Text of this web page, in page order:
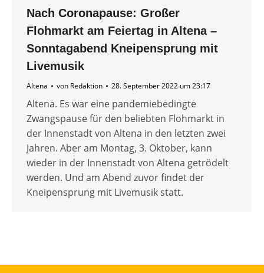
Nach Coronapause: Großer
Flohmarkt am Feiertag in Altena –
Sonntagabend Kneipensprung mit
Livemusik
Altena von Redaktion 28. September 2022 um 23:17
Altena. Es war eine pandemiebedingte
Zwangspause für den beliebten Flohmarkt in
der Innenstadt von Altena in den letzten zwei
Jahren. Aber am Montag, 3. Oktober, kann
wieder in der Innenstadt von Altena getrödelt
werden. Und am Abend zuvor findet der
Kneipensprung mit Livemusik statt.